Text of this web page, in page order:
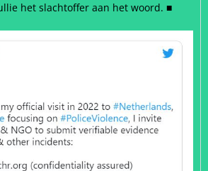
het slachtoffer aan het woord. ■